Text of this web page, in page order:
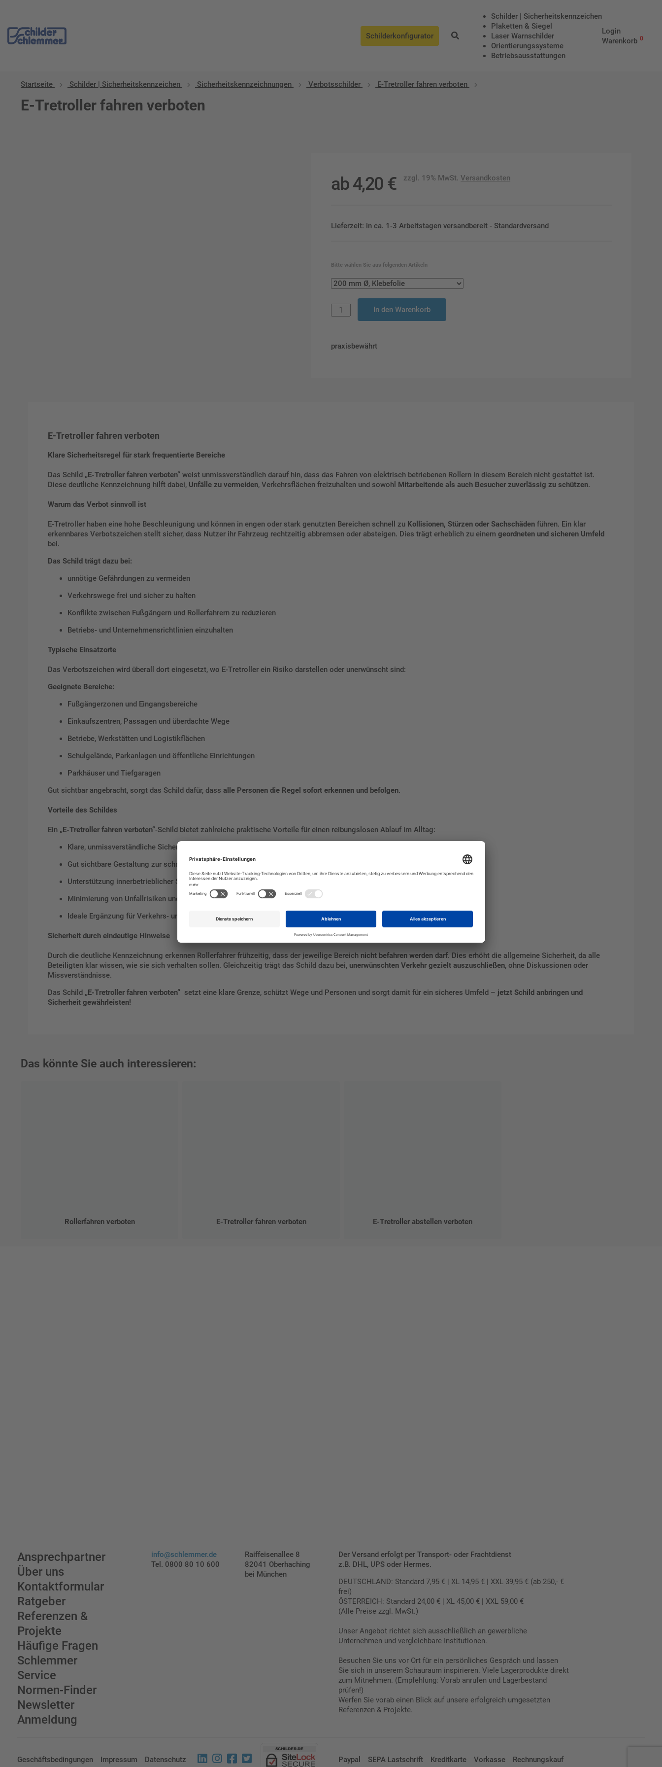
Schilderkonfigurator
Schilder | Sicherheitskennzeichen
Plaketten & Siegel
Laser Warnschilder
Orientierungssysteme
Betriebs­aus­stattungen
Login
Warenkorb 0
Startseite Schilder | Sicherheitskennzeichen Sicherheitskennzeichnungen Verbotsschilder E-Tretroller fahren verboten
E-Tretroller fahren verboten
ab4,20 € zzgl. 19% MwSt.Versandkosten
Lieferzeit: in ca. 1-3 Arbeitstagen versandbereit - Standardversand
Bitte wählen Sie aus folgenden Artikeln
In den Warenkorb
praxisbewährt
E-Tretroller fahren verboten
Klare Sicherheitsregel für stark frequentierte Bereiche
Das Schild „E-Tretroller fahren verboten“ weist unmissverständlich darauf hin, dass das Fahren von elektrisch betriebenen Rollern in diesem Bereich nicht gestattet ist.
Diese deutliche Kennzeichnung hilft dabei, Unfälle zu vermeiden, Verkehrsflächen freizuhalten und sowohl Mitarbeitende als auch Besucher zuverlässig zu schützen.
Warum das Verbot sinnvoll ist
E-Tretroller haben eine hohe Beschleunigung und können in engen oder stark genutzten Bereichen schnell zu Kollisionen, Stürzen oder Sachschäden führen. Ein klar
erkennbares Verbotszeichen stellt sicher, dass Nutzer ihr Fahrzeug rechtzeitig abbremsen oder absteigen. Dies trägt erheblich zu einem geordneten und sicheren Umfeld
bei.
Das Schild trägt dazu bei:
unnötige Gefährdungen zu vermeiden
Verkehrswege frei und sicher zu halten
Konflikte zwischen Fußgängern und Rollerfahrern zu reduzieren
Betriebs- und Unternehmensrichtlinien einzuhalten
Typische Einsatzorte
Das Verbotszeichen wird überall dort eingesetzt, wo E-Tretroller ein Risiko darstellen oder unerwünscht sind:
Geeignete Bereiche:
Fußgängerzonen und Eingangsbereiche
Einkaufszentren, Passagen und überdachte Wege
Betriebe, Werkstätten und Logistikflächen
Schulgelände, Parkanlagen und öffentliche Einrichtungen
Parkhäuser und Tiefgaragen
Gut sichtbar angebracht, sorgt das Schild dafür, dass alle Personen die Regel sofort erkennen und befolgen.
Vorteile des Schildes
Ein „E-Tretroller fahren verboten“-Schild bietet zahlreiche praktische Vorteile für einen reibungslosen Ablauf im Alltag:
Klare, unmissverständliche Sicherheitsregel
Gut sichtbare Gestaltung zur schnellen Orientierung
Unterstützung innerbetrieblicher Sicherheitskonzepte
Minimierung von Unfallrisiken und Sachschäden
Ideale Ergänzung für Verkehrs- und Zugangskontrollen
Sicherheit durch eindeutige Hinweise
Durch die deutliche Kennzeichnung erkennen Rollerfahrer frühzeitig, dass der jeweilige Bereich nicht befahren werden darf. Dies erhöht die allgemeine Sicherheit, da alle
Beteiligten klar wissen, wie sie sich verhalten sollen. Gleichzeitig trägt das Schild dazu bei, unerwünschten Verkehr gezielt auszuschließen, ohne Diskussionen oder
Missverständnisse.
Das Schild „E-Tretroller fahren verboten“ setzt eine klare Grenze, schützt Wege und Personen und sorgt damit für ein sicheres Umfeld – jetzt Schild anbringen und
Sicherheit gewährleisten!
Das könnte Sie auch interessieren:
Rollerfahren verboten E-Tretroller fahren verboten E-Tretroller abstellen verboten
Ansprechpartner
Über uns
Kontaktformular
Ratgeber
Referenzen &
Projekte
Häufige Fragen
Schlemmer
Service
Normen-Finder
Newsletter
Anmeldung
info@schlemmer.de
Tel. 0800 80 10 600
Raiffeisenallee 8
82041 Oberhaching
bei München
Der Versand erfolgt per Transport- oder Frachtdienst
z.B. DHL, UPS oder Hermes.
DEUTSCHLAND: Standard 7,95 € | XL 14,95 € | XXL 39,95 € (ab 250,- €
frei)
ÖSTERREICH: Standard 24,00 € | XL 45,00 € | XXL 59,00 €
(Alle Preise zzgl. MwSt.)
Unser Angebot richtet sich ausschließlich an gewerbliche
Unternehmen und vergleichbare Institutionen.
Besuchen Sie uns vor Ort für ein persönliches Gespräch und lassen
Sie sich in unserem Schauraum inspirieren. Viele Lagerprodukte direkt
zum Mitnehmen. (Empfehlung: Vorab anrufen und Lagerbestand
prüfen!)
Werfen Sie vorab einen Blick auf unsere erfolgreich umgesetzten
Referenzen & Projekte.
Geschäftsbedingungen Impressum Datenschutz Paypal SEPA Lastschrift Kreditkarte Vorkasse Rechnungskauf